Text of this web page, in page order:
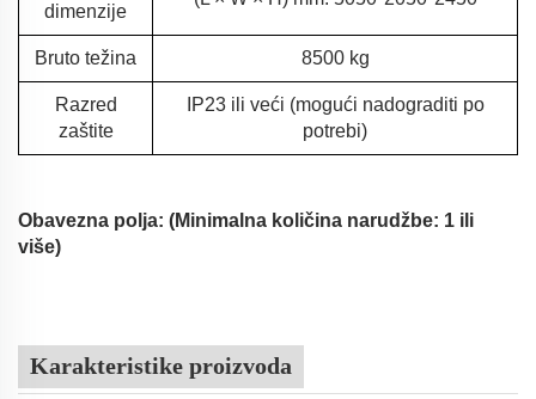
dimenzije
Bruto težina 8500 kg
Razred
zaštite
IP23 ili veći (mogući nadograditi po
potrebi)
Obavezna polja: (Minimalna količina narudžbe: 1 ili
više)
Karakteristike proizvoda